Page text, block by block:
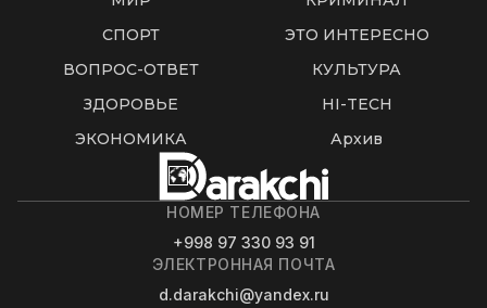
СПОРТ
ЭТО ИНТЕРЕСНО
ВОПРОС-ОТВЕТ
КУЛЬТУРА
ЗДОРОВЬЕ
HI-TECH
ЭКОНОМИКА
Архив
НОМЕР ТЕЛЕФОНА
+998 97 330 93 91
ЭЛЕКТРОННАЯ ПОЧТА
d.darakchi@yandex.ru